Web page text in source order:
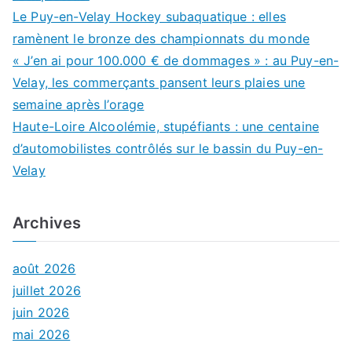
Le Puy-en-Velay Hockey subaquatique : elles
ramènent le bronze des championnats du monde
« J’en ai pour 100.000 € de dommages » : au Puy-en-
Velay, les commerçants pansent leurs plaies une
semaine après l’orage
Haute-Loire Alcoolémie, stupéfiants : une centaine
d’automobilistes contrôlés sur le bassin du Puy-en-
Velay
Archives
août 2026
juillet 2026
juin 2026
mai 2026